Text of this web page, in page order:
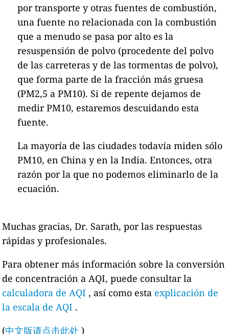
por transporte y otras fuentes de combustión,
una fuente no relacionada con la combustión
que a menudo se pasa por alto es la
resuspensión de polvo (procedente del polvo
de las carreteras y de las tormentas de polvo),
que forma parte de la fracción más gruesa
(PM2,5 a PM10). Si de repente dejamos de
medir PM10, estaremos descuidando esta
fuente.
La mayoría de las ciudades todavía miden sólo
PM10, en China y en la India. Entonces, otra
razón por la que no podemos eliminarlo de la
ecuación.
Muchas gracias, Dr. Sarath, por las respuestas
rápidas y profesionales.
Para obtener más información sobre la conversión
de concentración a AQI, puede consultar la
calculadora de AQI , así como esta explicación de
la escala de AQI .
(中文版请点击此处 )